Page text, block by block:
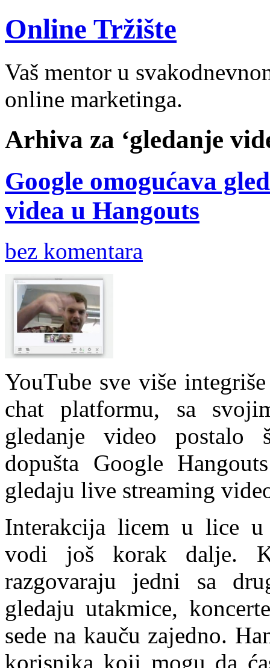
Online Tržište
Vaš mentor u
online marketinga.
Arhiva za ‘gledanje
Google omogućava
videa u Hangouts
bez komentara
YouTube sve više
chat platformu, sa
gledanje video postalo
dopušta Google
gledaju live streaming
Interakcija licem u lice u
vodi još korak dalje.
razgovaraju jedni sa
gledaju utakmice,
sede na kauču zajedno.
korisnika koji mogu da